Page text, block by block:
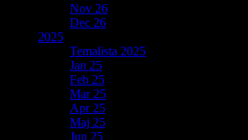
Nov 26
Dec 26
2025
Temalista 2025
Jan 25
Feb 25
Mar 25
Apr 25
Maj 25
Jun 25